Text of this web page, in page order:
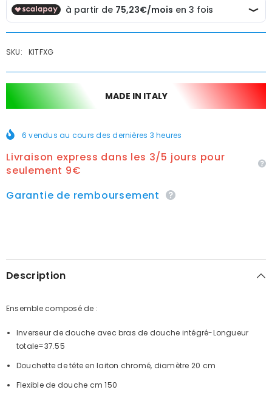
SKU: KITFXG
MADE IN ITALY
6 vendus au cours des dernières 3 heures
Livraison express dans les 3/5 jours pour
seulement 9€
Garantie de remboursement
Description
Ensemble composé de :
Inverseur de douche avec bras de douche intégré-Longueur
totale=37.55
Douchette de tête en laiton chromé, diamètre 20 cm
Flexible de douche cm 150